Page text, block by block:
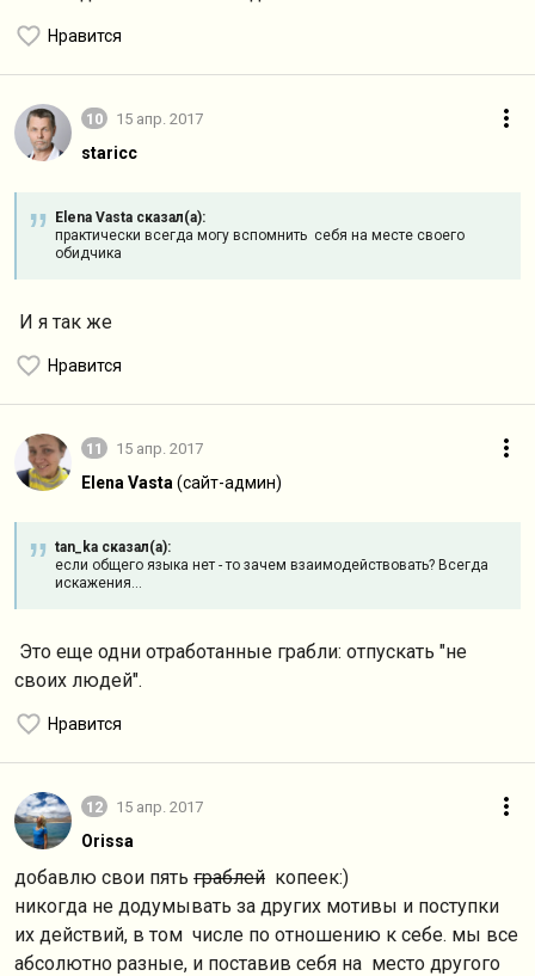
Нравится
10 15 апр. 2017
staricc
Elena Vasta сказал(а):
практически всегда могу вспомнить себя на месте своего
обидчика
И я так же
Нравится
11 15 апр. 2017
Elena Vasta (сайт-админ)
tan_ka сказал(а):
если общего языка нет - то зачем взаимодействовать? Всегда
искажения...
Это еще одни отработанные грабли: отпускать "не
своих людей".
Нравится
12 15 апр. 2017
Orissa
добавлю свои пять граблей копеек:)
никогда не додумывать за других мотивы и поступки
их действий, в том числе по отношению к себе. мы все
абсолютно разные, и поставив себя на место другого